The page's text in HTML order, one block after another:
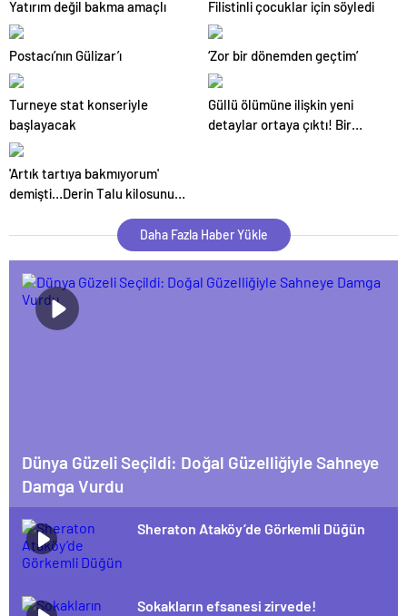
Yatırım değil bakma amaçlı Filistinli çocuklar için söyledi
Postacı’nın Gülizar’ı ‘Zor bir dönemden geçtim’
Turneye stat konseriyle
başlayacak
Güllü ölümüne ilişkin yeni
detaylar ortaya çıktı! Bir
'Artık tartıya bakmıyorum'
demişti…Derin Talu kilosunu
Daha Fazla Haber Yükle
Dünya Güzeli Seçildi: Doğal Güzelliğiyle Sahneye
Damga Vurdu
Sheraton Ataköy’de Görkemli Düğün
Sokakların efsanesi zirvede!